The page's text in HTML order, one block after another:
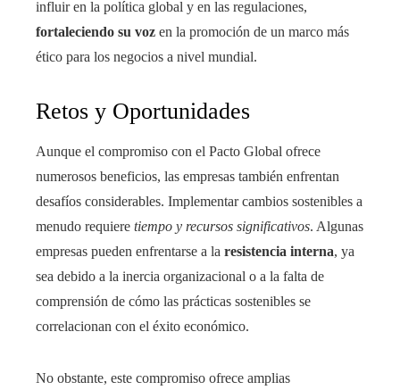
influir en la política global y en las regulaciones,
fortaleciendo su voz en la promoción de un marco más
ético para los negocios a nivel mundial.
Retos y Oportunidades
Aunque el compromiso con el Pacto Global ofrece
numerosos beneficios, las empresas también enfrentan
desafíos considerables. Implementar cambios sostenibles a
menudo requiere tiempo y recursos significativos. Algunas
empresas pueden enfrentarse a la resistencia interna, ya
sea debido a la inercia organizacional o a la falta de
comprensión de cómo las prácticas sostenibles se
correlacionan con el éxito económico.
No obstante, este compromiso ofrece amplias